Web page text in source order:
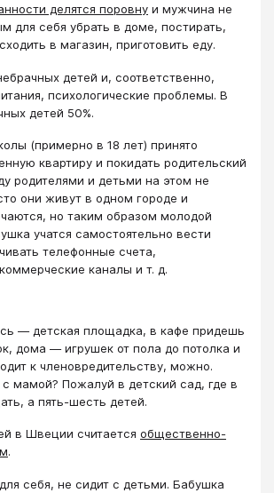
делятся поровну и мужчина не
для себя убрать в доме, постирать,
в магазин, приготовить еду.
детей и, соответственно,
психологические проблемы. В
детей 50%.
(примерно в 18 лет) принято
квартиру и покидать родительский
родителями и детьми на этом не
они живут в одном городе и
но таким образом молодой
учатся самостоятельно вести
телефонные счета,
каналы и т. д.
― детская площадка, в кафе придешь
дома ― игрушек от пола до потолка и
к членовредительству, можно.
мамой? Пожалуй в детский сад, где в
а пять-шесть детей.
в Швеции считается общественно-
.
себя, не сидит с детьми. Бабушка